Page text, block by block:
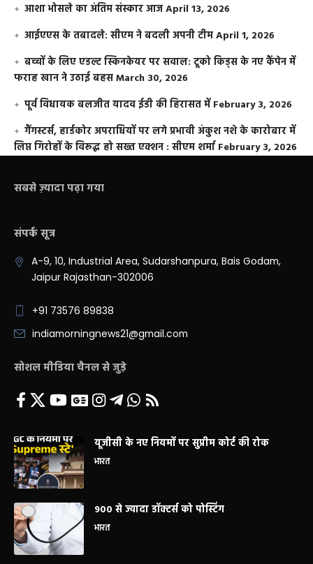
आशा भोसले का अंतिम संस्कार आजApril 13, 2026
आईएएस के तबादले: सीएम ने बदली अपनी टीमApril 1, 2026
बच्चों के लिए एडल्ट स्किनकेयर पर सवाल: टूको किड्स के नए कैंपेन में
फराह खान ने उठाई बहसMarch 30, 2026
पूर्व विधायक बलजीत यादव ईडी की हिरासत में February 3, 2026
गैंगस्टर्स, हार्डकोर अपराधियों पर लगे प्रभावी अंकुश नशे के कारोबार में
लिप्त गिरोहों के विरूद्ध हो सख्त एक्शन : सीएम शर्मा February 3, 2026
सबसे ज़्यादा पढ़ा गया
संपर्क सूत्र
A-9, 10, Industrial Area, Sudarshanpura, Bais Godam,
Jaipur Rajasthan-302006
+91 73576 89838
indiamorningnews21@gmail.com
सोशल मीडिया चैनल से जुड़े
यूजीसी के नए नियमों पर सुप्रीम कोर्ट की रोक
भारत
900 से ज्यादा डॉक्टर्स को पोस्टिंग
भारत